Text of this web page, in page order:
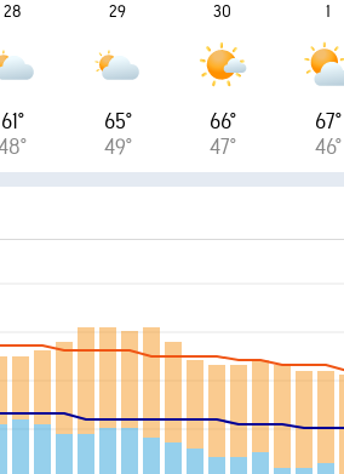
28
61°
29
65°
49°
30
66°
47°
1
67°
46°